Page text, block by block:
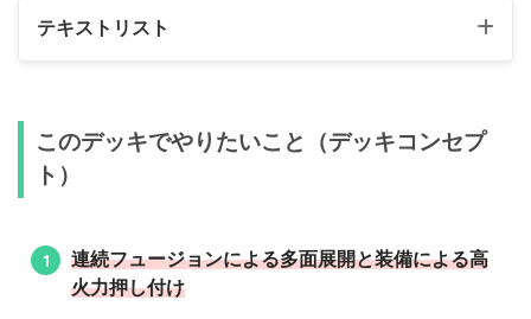
テキストリスト
カード名 枚数
《セレブローズ・ウィッチ》
このデッキでやりたいこと（デッキコンセプ
ト）
連続フュージョンによる多面展開と装備による高
火力押し付け